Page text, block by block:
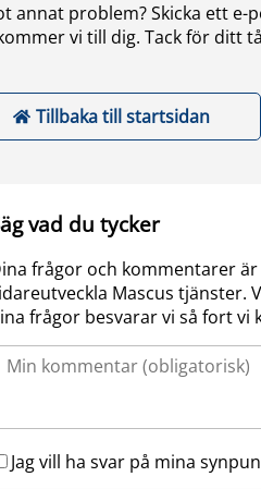
annat problem? Skicka ett e-
vi till dig. Tack för ditt
Tillbaka till startsidan
vad du tycker
frågor och kommentarer
Mascus tjänster.
frågor besvarar vi så fort vi
Jag vill ha svar på mina